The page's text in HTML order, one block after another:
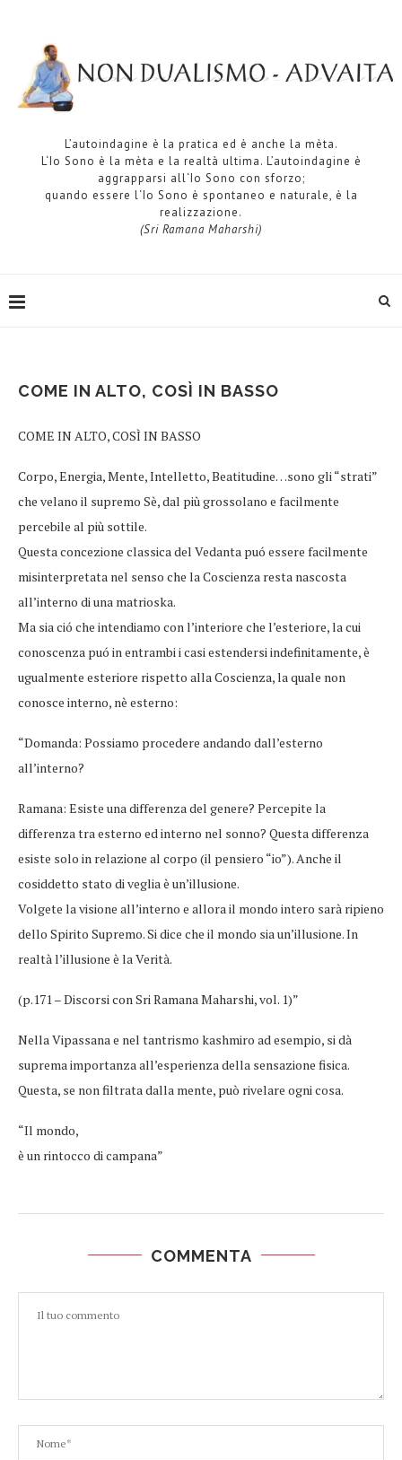
L’autoindagine è la pratica ed è anche la mèta.
L‘Io Sono è la mèta e la realtà ultima. L’autoindagine è
aggrapparsi all‘Io Sono con sforzo;
quando essere l‘Io Sono è spontaneo e naturale, è la
realizzazione.
(Sri Ramana Maharshi)
COME IN ALTO, COSÌ IN BASSO
COME IN ALTO, COSÌ IN BASSO
Corpo, Energia, Mente, Intelletto, Beatitudine…sono gli “strati”
che velano il supremo Sè, dal più grossolano e facilmente
percebile al più sottile.
Questa concezione classica del Vedanta puó essere facilmente
misinterpretata nel senso che la Coscienza resta nascosta
all’interno di una matrioska.
Ma sia ció che intendiamo con l’interiore che l’esteriore, la cui
conoscenza puó in entrambi i casi estendersi indefinitamente, è
ugualmente esteriore rispetto alla Coscienza, la quale non
conosce interno, nè esterno:
“Domanda: Possiamo procedere andando dall’esterno
all’interno?
Ramana: Esiste una differenza del genere? Percepite la
differenza tra esterno ed interno nel sonno? Questa differenza
esiste solo in relazione al corpo (il pensiero “io”). Anche il
cosiddetto stato di veglia è un’illusione.
Volgete la visione all’interno e allora il mondo intero sarà ripieno
dello Spirito Supremo. Si dice che il mondo sia un’illusione. In
realtà l’illusione è la Verità.
(p.171 – Discorsi con Sri Ramana Maharshi, vol. 1)”
Nella Vipassana e nel tantrismo kashmiro ad esempio, si dà
suprema importanza all’esperienza della sensazione fisica.
Questa, se non filtrata dalla mente, può rivelare ogni cosa.
“Il mondo,
è un rintocco di campana”
COMMENTA